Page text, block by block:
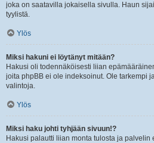
joka on saatavilla jokaisella sivulla. Haun
tyylistä.
Ylös
Miksi hakuni ei löytänyt mitään?
Hakusi oli todennäköisesti liian
joita phpBB ei ole indeksoinut. Ole tarkempi
valintoja.
Ylös
Miksi haku johti tyhjään sivuun!?
Hakusi palautti liian monta tulosta ja palvelin